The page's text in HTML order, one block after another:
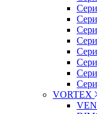
VORTEX